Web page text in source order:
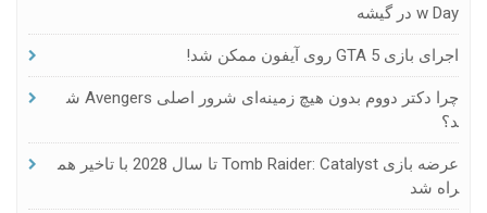
W Day در گیشه
اجرای بازی GTA 5 روی آیفون ممکن شد!
چرا دکتر دووم بدون هیچ زمینه‌ای شرور اصلی Avengers ش
د؟
عرضه بازی Tomb Raider: Catalyst تا سال 2028 با تاخیر هم
راه شد